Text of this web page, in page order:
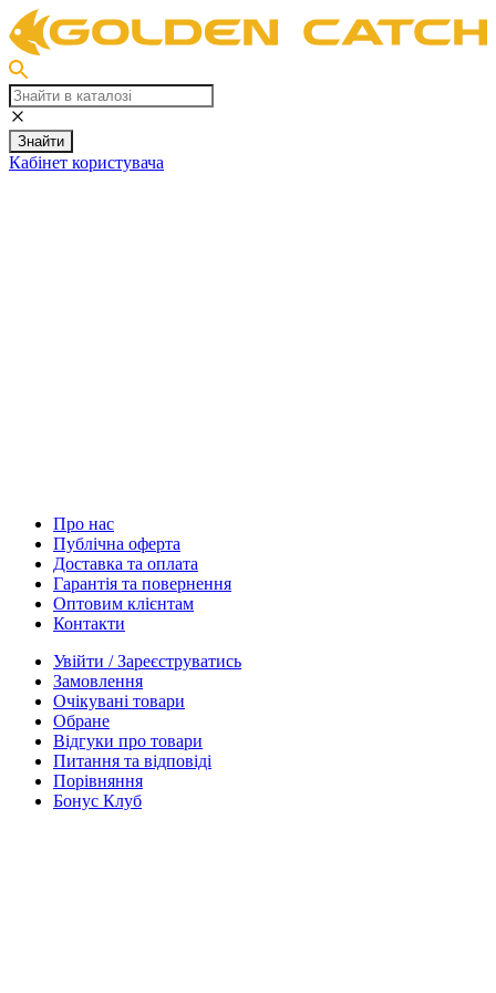
Знайти
Кабінет користувача
Про нас
Публічна оферта
Доставка та оплата
Гарантія та повернення
Оптовим клієнтам
Контакти
Увійти / Зареєструватись
Замовлення
Очікувані товари
Обране
Відгуки про товари
Питання та відповіді
Порівняння
Бонус Клуб